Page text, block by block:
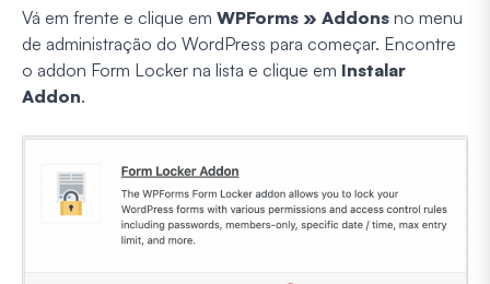
Vá em frente e clique em WPForms » Addons no menu
de administração do WordPress para começar. Encontre
o addon Form Locker na lista e clique em Instalar
Addon.